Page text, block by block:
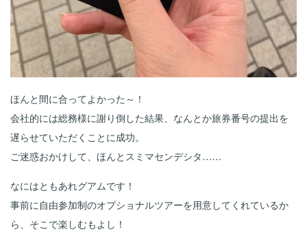
ほんと間に合ってよかった～！
会社的には総務様に謝り倒した結果、なんとか旅券番号の提出を
遅らせていただくことに成功。
ご迷惑おかけして、ほんとスミマセンデシタ……
なにはともあれグアムです！
事前に自由参加制のオプショナルツアーを用意してくれているか
ら、そこで楽しむもよし！